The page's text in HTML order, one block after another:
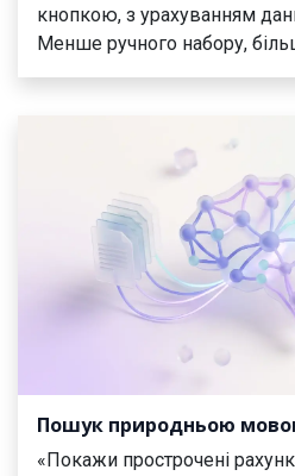
кнопкою, з урахуванням
Менше ручного набору,
Пошук природньою
«Покажи прострочені